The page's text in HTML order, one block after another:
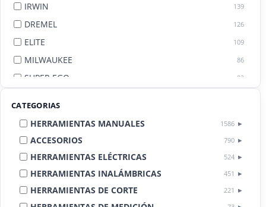
IRWIN 139
DREMEL 126
ELITE 109
MILWAUKEE 86
SUPER EGO 82
CATEGORIAS
HERRAMIENTAS MANUALES 1586
ACCESORIOS 790
HERRAMIENTAS ELÉCTRICAS 524
HERRAMIENTAS INALÁMBRICAS 451
HERRAMIENTAS DE CORTE 221